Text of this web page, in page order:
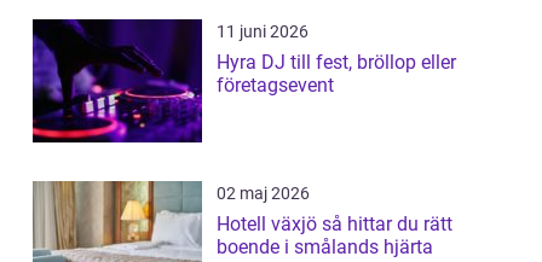
11 juni 2026
Hyra DJ till fest, bröllop eller
företagsevent
02 maj 2026
Hotell växjö så hittar du rätt
boende i smålands hjärta